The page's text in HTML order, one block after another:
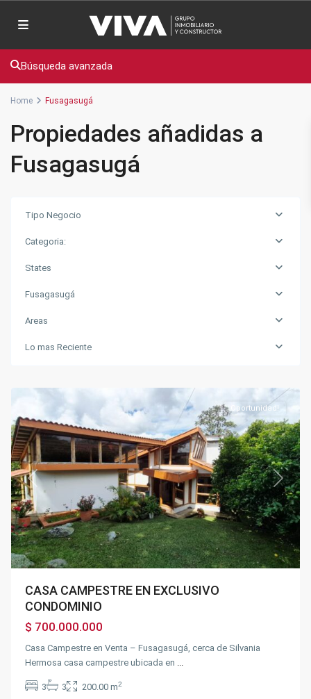
Búsqueda avanzada
Home Fusagasugá
Propiedades añadidas a
Fusagasugá
Tipo Negocio
Categoria:
States
Fusagasugá
Areas
Lo mas Reciente
USATAMA,
Previous Next
Oportunidad!
CASA CAMPESTRE EN EXCLUSIVO
CONDOMINIO
$ 700.000.000
Casa Campestre en Venta – Fusagasugá, cerca de Silvania
Hermosa casa campestre ubicada en
3 3 200.00 m2